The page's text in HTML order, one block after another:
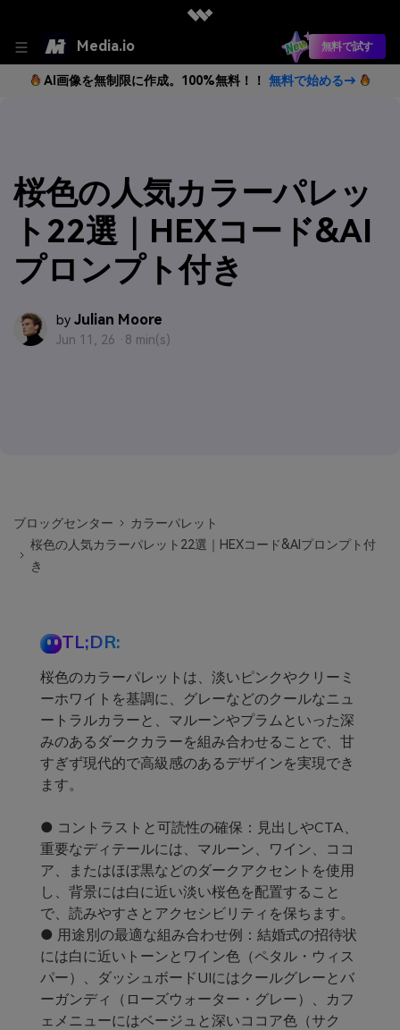
Media.io 無料で試す
AI画像を無制限に作成。100%無料！！ 無料で始める→
桜色の人気カラーパレッ
ト22選｜HEXコード&AI
プロンプト付き
by Julian Moore
Jun 11, 26 · 8 min(s)
ブロッグセンター
カラーパレット
桜色の人気カラーパレット22選｜HEXコード&AIプロンプト付
き
TL;DR:
桜色のカラーパレットは、淡いピンクやクリーミ
ーホワイトを基調に、グレーなどのクールなニュ
ートラルカラーと、マルーンやプラムといった深
みのあるダークカラーを組み合わせることで、甘
すぎず現代的で高級感のあるデザインを実現でき
ます。
● コントラストと可読性の確保：見出しやCTA、
重要なディテールには、マルーン、ワイン、ココ
ア、またはほぼ黒などのダークアクセントを使用
し、背景には白に近い淡い桜色を配置すること
で、読みやすさとアクセシビリティを保ちます。
● 用途別の最適な組み合わせ例：結婚式の招待状
には白に近いトーンとワイン色（ペタル・ウィス
パー）、ダッシュボードUIにはクールグレーとバ
ーガンディ（ローズウォーター・グレー）、カフ
ェメニューにはベージュと深いココア色（サク